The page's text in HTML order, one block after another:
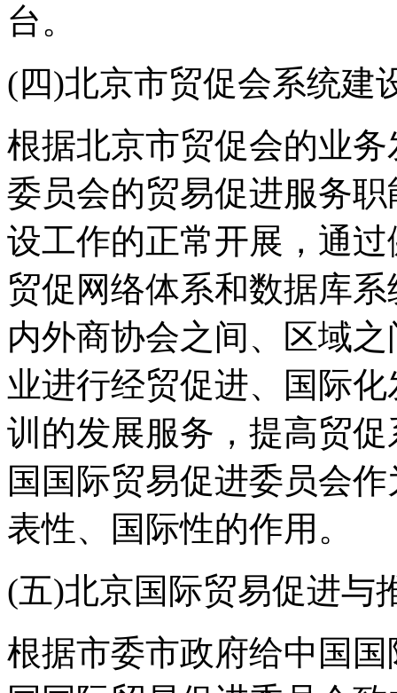
台。
(四)北京市贸促会系统建
根据北京市贸促会的业
委员会的贸易促进服务
设工作的正常开展，通
贸促网络体系和数据库
内外商协会之间、区域
业进行经贸促进、国际
训的发展服务，提高贸
国国际贸易促进委员会
表性、国际性的作用。
(五)北京国际贸易促进与
根据市委市政府给中国